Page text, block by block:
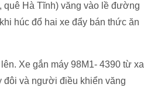
quê Hà Tĩnh) văng vào lề đường
húc đổ hai xe đẩy bán thức ăn
Xe gắn máy 98M1- 4390 từ xa
đôi và người điều khiển văng